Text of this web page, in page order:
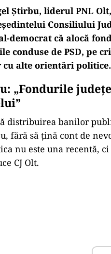
Știrbu, liderul PNL
Consiliului
democrat că alocă
conduse de PSD, pe
alte orientări politice.
„Fondurile
distribuirea banilor
fără să țină cont de
nu este una recentă,
CJ Olt.